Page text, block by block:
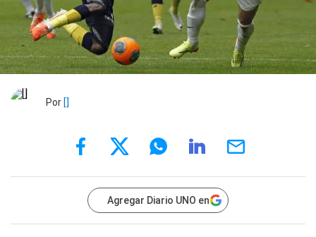
Por []
Agregar Diario UNO en